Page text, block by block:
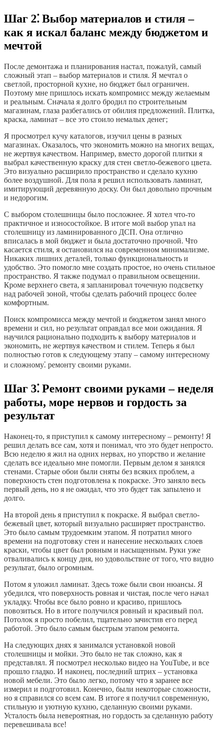
Шаг 2⁚ Выбор материалов и стиля –
как я искал баланс между бюджетом и
мечтой
После демонтажа и планирования настал, пожалуй, самый
сложный этап – выбор материалов и стиля. Я мечтал о
светлой, просторной кухне, но бюджет был ограничен.
Поэтому мне пришлось искать компромисс между желаемым
и реальным. Сначала я долго бродил по строительным
магазинам, глаза разбегались от обилия предложений. Плитка,
краска, ламинат – все это стоило немалых денег;
Я просмотрел кучу каталогов, изучил цены в разных
магазинах. Оказалось, что экономить можно на многих вещах,
не жертвуя качеством. Например, вместо дорогой плитки я
выбрал качественную краску для стен светло-бежевого цвета.
Это визуально расширило пространство и сделало кухню
более воздушной. Для пола я решил использовать ламинат,
имитирующий деревянную доску. Он был довольно прочным
и недорогим.
С выбором столешницы было посложнее. Я хотел что-то
практичное и износостойкое. В итоге мой выбор упал на
столешницу из ламинированного ДСП. Она отлично
вписалась в мой бюджет и была достаточно прочной. Что
касается стиля, я остановился на современном минимализме.
Никаких лишних деталей, только функциональность и
удобство. Это помогло мне создать простое, но очень стильное
пространство. Я также подумал о правильном освещении.
Кроме верхнего света, я запланировал точечную подсветку
над рабочей зоной, чтобы сделать рабочий процесс более
комфортным.
Поиск компромисса между мечтой и бюджетом занял много
времени и сил, но результат оправдал все мои ожидания. Я
научился рационально подходить к выбору материалов и
экономить, не жертвуя качеством и стилем. Теперь я был
полностью готов к следующему этапу – самому интересному
и сложному⁚ ремонту своими руками.
Шаг 3⁚ Ремонт своими руками – неделя
работы, море нервов и гордость за
результат
Наконец-то, я приступил к самому интересному – ремонту! Я
решил делать все сам, хотя и понимал, что это будет непросто.
Всю неделю я жил на одних нервах, но упорство и желание
сделать все идеально мне помогли. Первым делом я занялся
стенами. Старые обои были сняты без всяких проблем, а
поверхность стен подготовлена к покраске. Это заняло весь
первый день, но я не ожидал, что это будет так запылено и
долго.
На второй день я приступил к покраске. Я выбрал светло-
бежевый цвет, который визуально расширяет пространство.
Это было самым трудоемким этапом. Я потратил много
времени на подготовку стен и нанесение нескольких слоев
краски, чтобы цвет был ровным и насыщенным. Руки уже
отваливались к концу дня, но удовольствие от того, что видно
результат, было огромным.
Потом я уложил ламинат. Здесь тоже были свои нюансы. Я
убедился, что поверхность ровная и чистая, после чего начал
укладку. Чтобы все было ровно и красиво, пришлось
повозиться. Но в итоге получился ровный и красивый пол.
Потолок я просто побелил, тщательно зачистив его перед
работой. Это было самым быстрым этапом ремонта.
На следующих днях я занимался установкой новой
столешницы и мойки. Это было не так сложно, как я
представлял. Я посмотрел несколько видео на YouTube, и все
прошло гладко. И наконец, последний штрих – установка
новой мебели. Это было легко, потому что я заранее все
измерил и подготовил. Конечно, были некоторые сложности,
но я справился со всем сам. В итоге я получил современную,
стильную и уютную кухню, сделанную своими руками.
Усталость была невероятная, но гордость за сделанную работу
перевешивала все!